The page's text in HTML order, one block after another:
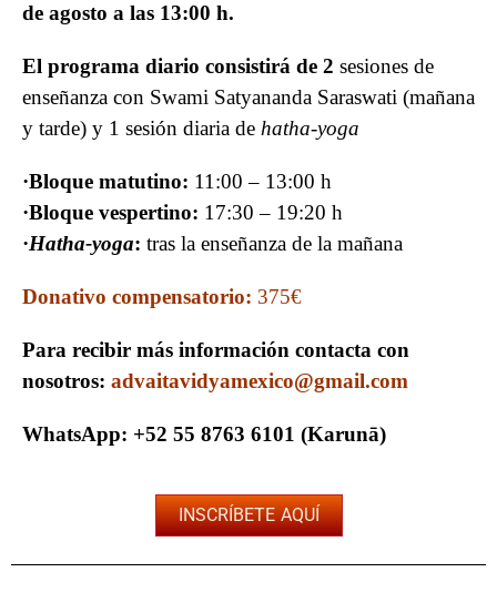
de agosto a las 13:00 h.
El programa diario consistirá de 2 sesiones de
enseñanza con Swami Satyananda Saraswati (mañana
y tarde) y 1 sesión diaria de hatha-yoga
·Bloque matutino: 11:00 – 13:00 h
·Bloque vespertino: 17:30 – 19:20 h
·Hatha-yoga: tras la enseñanza de la mañana
Donativo compensatorio: 375€
Para recibir más información contacta con
nosotros: advaitavidyamexico@gmail.com
WhatsApp: +52 55 8763 6101 (Karunā)
INSCRÍBETE AQUÍ